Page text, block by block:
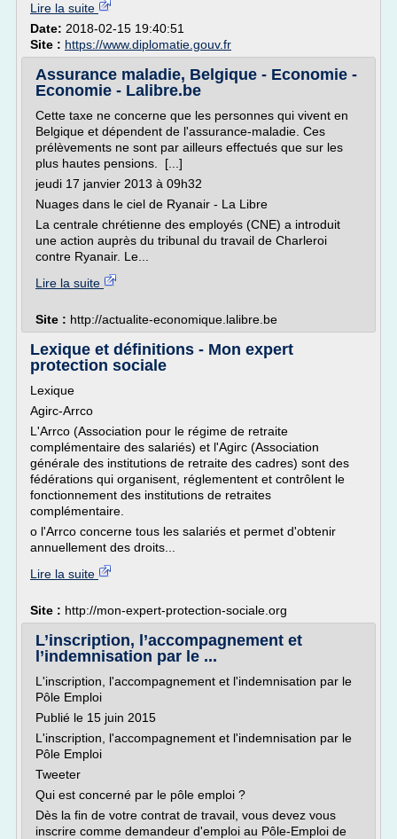
Lire la suite
Date: 2018-02-15 19:40:51
Site : https://www.diplomatie.gouv.fr
Assurance maladie, Belgique - Economie -
Economie - Lalibre.be
Cette taxe ne concerne que les personnes qui vivent en
Belgique et dépendent de l'assurance-maladie. Ces
prélèvements ne sont par ailleurs effectués que sur les
plus hautes pensions. [...]
jeudi 17 janvier 2013 à 09h32
Nuages dans le ciel de Ryanair - La Libre
La centrale chrétienne des employés (CNE) a introduit
une action auprès du tribunal du travail de Charleroi
contre Ryanair. Le...
Lire la suite
Site : http://actualite-economique.lalibre.be
Lexique et définitions - Mon expert
protection sociale
Lexique
Agirc-Arrco
L'Arrco (Association pour le régime de retraite
complémentaire des salariés) et l'Agirc (Association
générale des institutions de retraite des cadres) sont des
fédérations qui organisent, réglementent et contrôlent le
fonctionnement des institutions de retraites
complémentaire.
o l'Arrco concerne tous les salariés et permet d'obtenir
annuellement des droits...
Lire la suite
Site : http://mon-expert-protection-sociale.org
L’inscription, l’accompagnement et
l’indemnisation par le ...
L'inscription, l'accompagnement et l'indemnisation par le
Pôle Emploi
Publié le 15 juin 2015
L'inscription, l'accompagnement et l'indemnisation par le
Pôle Emploi
Tweeter
Qui est concerné par le pôle emploi ?
Dès la fin de votre contrat de travail, vous devez vous
inscrire comme demandeur d'emploi au Pôle-Emploi de